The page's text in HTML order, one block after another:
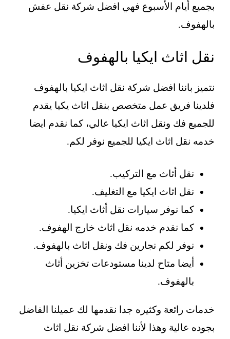
بجميع أيام الأسبوع فهي افضل شركة نقل عفش
بالهفوف.
نقل اثاث ايكيا بالهفوف
نتميز باننا افضل شركة نقل اثاث ايكيا بالهفوف
فلدينا فريق عمل متخصص بنقل اثاث يكيا يقدم
للجميع فك ونقل اثاث ايكيا عالي، كما نقدم ايضا
خدمه نقل اثاث ايكيا للجميع نوفر لكم.
نقل أثاث مع التركيب.
نقل اثاث ايكيا مع التغليف.
كما نوفر سيارات نقل أثاث ايكيا.
كما نقدم خدمه نقل اثاث خارج الهفوف.
نوفر لكم نجارين فك ونقل اثاث بالهفوف.
أيضا متاح لدينا مستودعات تخزين أثاث
بالهفوف.
خدمات رائعة وكثيره جدا نقدمها لك عميلنا الفاضل
بجوده عالية وهذا لأننا افضل شركة نقل اثاث